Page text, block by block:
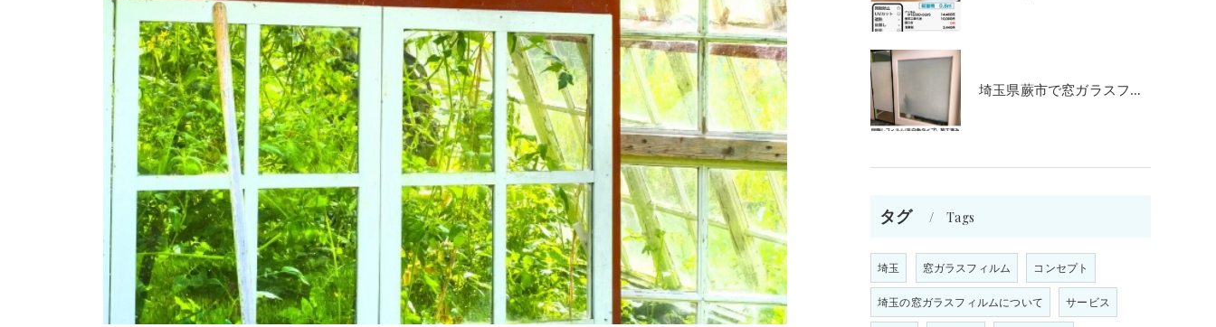
埼玉県蕨市で窓ガラスフィルム施工をお考えの方
タグ Tags
埼玉 窓ガラスフィルム コンセプト
埼玉の窓ガラスフィルムについて サービス